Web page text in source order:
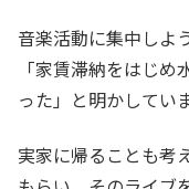
音楽活動に集中しよ
「家賃滞納をはじ
った」と明かしてい
実家に帰ることも考